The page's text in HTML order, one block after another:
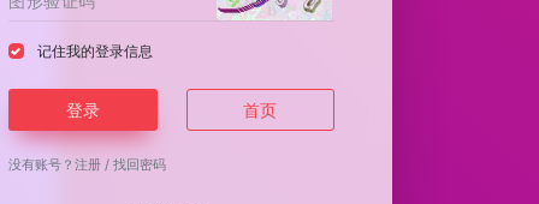
记住我的登录信息
登录 首页
没有账号？注册 /找回密码